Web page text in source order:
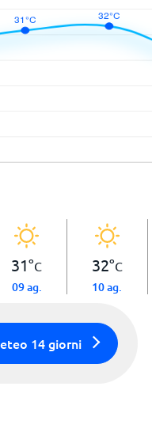
31°C
09 ag.
32°C
10 ag.
14 giorni